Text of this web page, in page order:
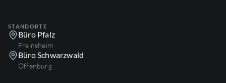
STANDORTE
Büro Pfalz
Freinsheim
Büro Schwarzwald
Offenburg